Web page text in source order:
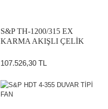
S&P TH-1200/315 EX
KARMA AKIŞLI ÇELİK
107.526,30 TL